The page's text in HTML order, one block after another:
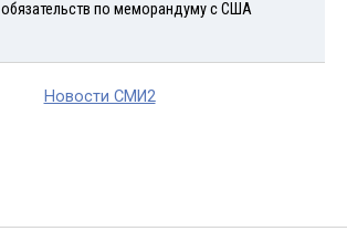
обязательств по меморандуму с США
Новости СМИ2